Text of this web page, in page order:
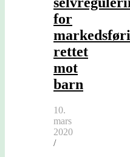
for
rettet
mot
barn
10.
mars
2020
/